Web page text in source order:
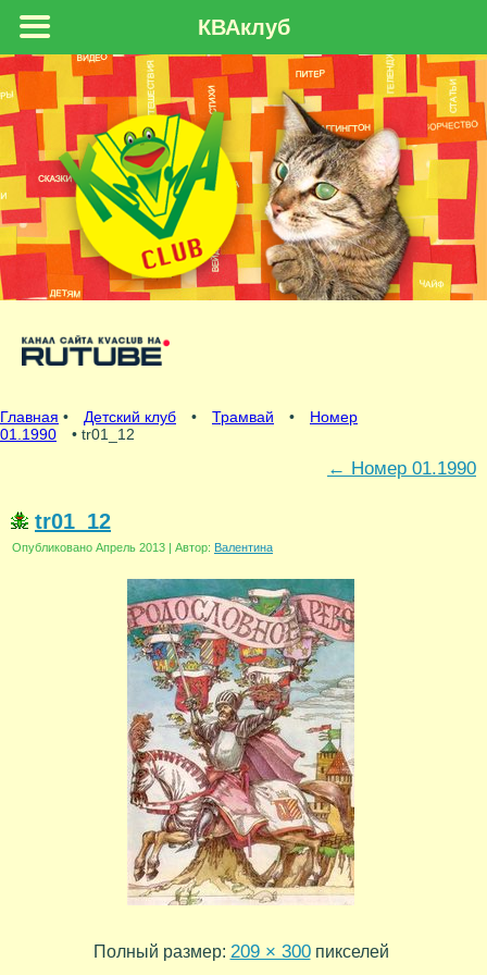
Главная • Детский клуб • Трамвай •
Номер
01.1990
• tr01_12
← Номер 01.1990
tr01_12
Опубликовано Апрель 2013 | Автор: Валентина
Полный размер: 209 × 300пикселей
КВАклуб